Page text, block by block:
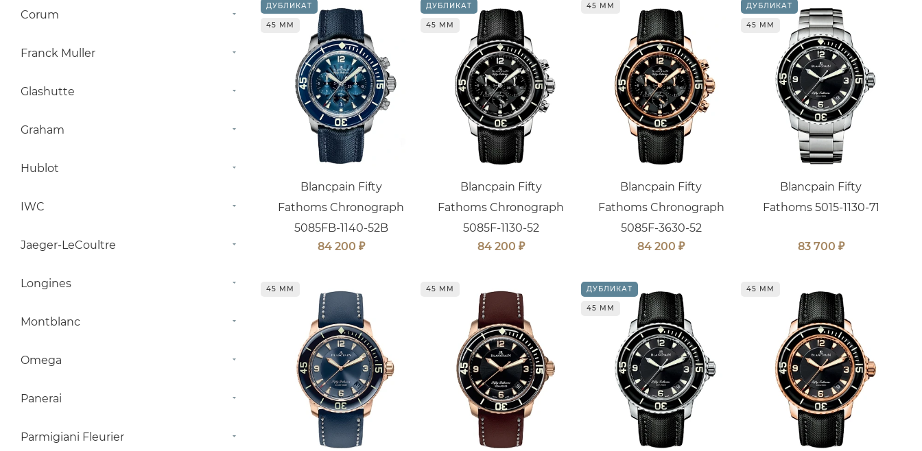
ДУБЛИКАТ
45 ММ
Blancpain Fifty
Fathoms Chronograph
5085FB-1140-52B
84 200 ₽
ДУБЛИКАТ
45 ММ
Blancpain Fifty
Fathoms Chronograph
5085F-1130-52
84 200 ₽
45 ММ
Blancpain Fifty
Fathoms Chronograph
5085F-3630-52
84 200 ₽
ДУБЛИКАТ
45 ММ
Blancpain Fifty
Fathoms 5015-1130-71
83 700 ₽
45 ММ 45 ММ ДУБЛИКАТ
45 ММ
45 ММ
Corum
Franck Muller
Glashutte
Graham
Hublot
IWC
Jaeger-LeCoultre
Longines
Montblanc
Omega
Panerai
Parmigiani Fleurier